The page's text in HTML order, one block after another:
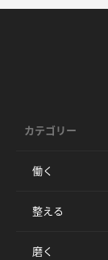
カテゴリー
働く
整える
磨く